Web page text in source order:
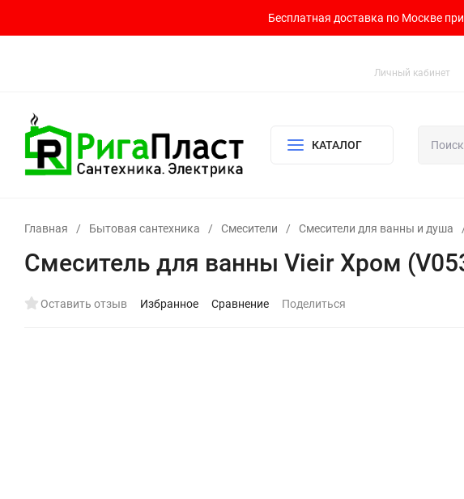
Бесплатная доставка по Москве
Личный кабинет
КАТАЛОГ
Главная / Бытовая сантехника / Смесители / Смесители для ванны и душа
Смеситель для ванны Vieir Хром
Оставить отзыв Избранное Сравнение Поделиться